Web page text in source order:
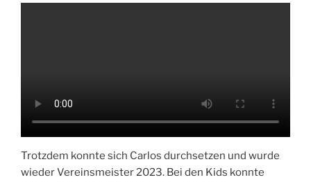
Trotzdem konnte sich Carlos durchsetzen und wurde
wieder Vereinsmeister 2023. Bei den Kids konnte